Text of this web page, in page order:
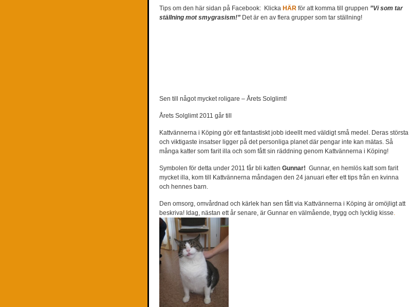
Tips om den här sidan på Facebook: Klicka HÄR för att komma till gruppen ”Vi som tar
ställning mot smygrasism!” Det är en av flera grupper som tar ställning!
Sen till något mycket roligare – Årets Solglimt!
Årets Solglimt 2011 går till
Kattvännerna i Köping gör ett fantastiskt jobb ideellt med väldigt små medel. Deras största
och viktigaste insatser ligger på det personliga planet där pengar inte kan mätas. Så
många katter som farit illa och som fått sin räddning genom Kattvännerna i Köping!
Symbolen för detta under 2011 får bli katten Gunnar! Gunnar, en hemlös katt som farit
mycket illa, kom till Kattvännerna måndagen den 24 januari efter ett tips från en kvinna
och hennes barn.
Den omsorg, omvårdnad och kärlek han sen fått via Kattvännerna i Köping är omöjligt att
beskriva! Idag, nästan ett år senare, är Gunnar en välmående, trygg och lycklig kisse.